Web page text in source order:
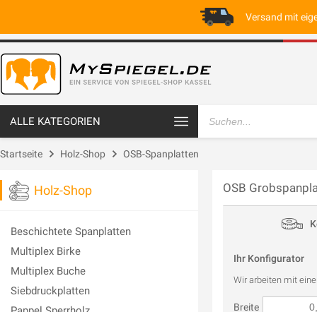
Versand mit
ALLE KATEGORIEN
Startseite Holz-Shop OSB-Spanplatten
Holz-Shop
Beschichtete Spanplatten
Multiplex Birke
Multiplex Buche
Siebdruckplatten
OSB
Ihr Konfigurator
Wir arbeiten mit
Breite